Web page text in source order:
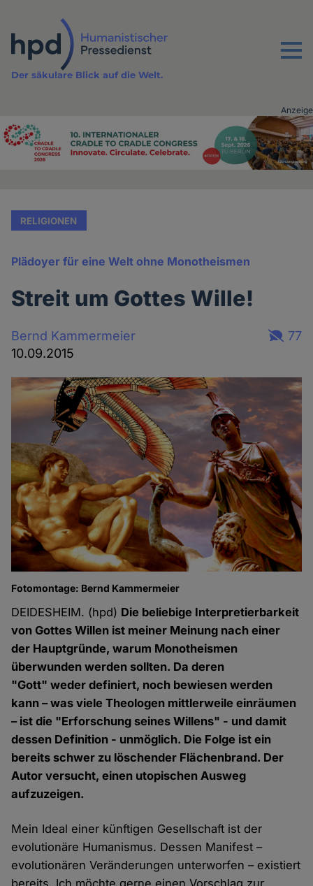
Inhalt
Menu
Der säkulare Blick auf die Welt.
Advertising
Anzeige
RELIGIONEN
Plädoyer für eine Welt ohne Monotheismen
Streit um Gottes Wille!
Bernd Kammermeier
10.09.2015
77
Fotomontage: Bernd Kammermeier
DEIDESHEIM. (hpd) Die beliebige Interpretierbarkeit
von Gottes Willen ist meiner Meinung nach einer
der Hauptgründe, warum Monotheismen
überwunden werden sollten. Da deren
"Gott" weder definiert, noch bewiesen werden
kann – was viele Theologen mittlerweile einräumen
– ist die "Erforschung seines Willens" - und damit
dessen Definition - unmöglich. Die Folge ist ein
bereits schwer zu löschender Flächenbrand. Der
Autor versucht, einen utopischen Ausweg
aufzuzeigen.
Mein Ideal einer künftigen Gesellschaft ist der
evolutionäre Humanismus. Dessen Manifest –
evolutionären Veränderungen unterworfen – existiert